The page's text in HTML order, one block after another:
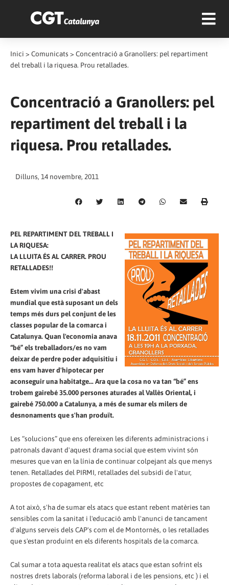
Inici > Comunicats > Concentració a Granollers: pel repartiment
del treball i la riquesa. Prou retallades.
Concentració a Granollers: pel
repartiment del treball i la
riquesa. Prou retallades.
Dilluns, 14 novembre, 2011
PEL REPARTIMENT DEL TREBALL I
LA RIQUESA:
LA LLUITA ÉS AL CARRER. PROU
RETALLADES!!
Estem vivim una crisi d'abast
mundial que està suposant un dels
temps més durs pel conjunt de les
classes popular de la comarca i
Catalunya. Quan l'economia anava
“bé” els treballadors/es no vam
deixar de perdre poder adquisitiu i
ens vam haver d'hipotecar per
aconseguir una habitatge... Ara que la cosa no va tan “bé” ens
trobem gairebé 35.000 persones aturades al Vallès Oriental, i
gairebé 750.000 a Catalunya, a més de sumar els milers de
desnonaments que s'han produït.
Les “solucions” que ens ofereixen les diferents administracions i
patronals davant d'aquest drama social que estem vivint són
mesures que van en la línia de continuar colpejant als que menys
tenen. Retallades del PIRMI, retallades del subsidi de l'atur,
propostes de copagament, etc
A tot això, s'ha de sumar els atacs que estant rebent matèries tan
sensibles com la sanitat i l'educació amb l'anunci de tancament
d'alguns serveis dels CAP's com el de Montornès, o les retallades
que s'estan produint en els diferents hospitals de la comarca.
Cal sumar a tota aquesta realitat els atacs que estan sofrint els
nostres drets laborals (reforma laboral i de les pensions, etc ) i el